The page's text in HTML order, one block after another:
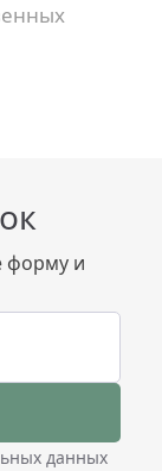
форму и
данных